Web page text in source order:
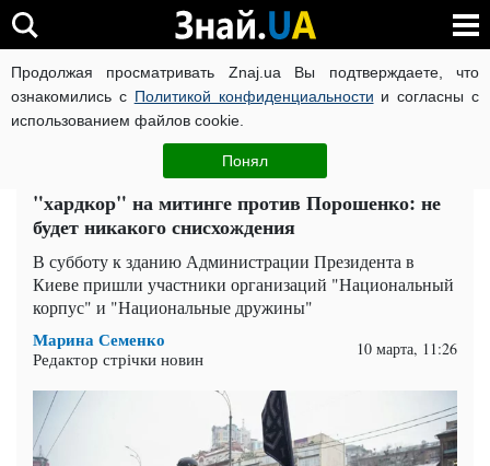
Продолжая просматривать Znaj.ua Вы подтверждаете, что
ознакомились с Политикой конфиденциальности и согласны с
использованием файлов cookie.
Понял
ВОЙНА РОССИИ ПРОТИВ УКРАИНЫ КОРОНАВИРУС В
Политика ЧИТАТИ УКРАЇНСЬКОЮ
Аваков пообещал жестко наказать за
"хардкор" на митинге против Порошенко: не
будет никакого снисхождения
В субботу к зданию Администрации Президента в
Киеве пришли участники организаций "Национальный
корпус" и "Национальные дружины"
Марина Семенко
Редактор стрічки новин 10 марта, 11:26